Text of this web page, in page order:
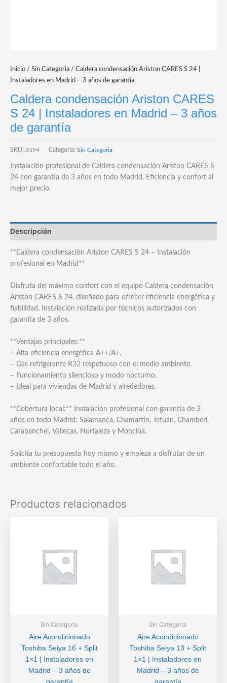
Inicio / Sin Categoria / Caldera condensación Ariston CARES S 24 |
Instaladores en Madrid – 3 años de garantía
Caldera condensación Ariston CARES
S 24 | Instaladores en Madrid – 3 años
de garantía
SKU: 3594 Categoría: Sin Categoria
Instalación profesional de Caldera condensación Ariston CARES S
24 con garantía de 3 años en todo Madrid. Eficiencia y confort al
mejor precio.
Descripción
**Caldera condensación Ariston CARES S 24 – Instalación
profesional en Madrid**
Disfruta del máximo confort con el equipo Caldera condensación
Ariston CARES S 24, diseñado para ofrecer eficiencia energética y
fiabilidad. Instalación realizada por técnicos autorizados con
garantía de 3 años.
**Ventajas principales:**
– Alta eficiencia energética A++/A+.
– Gas refrigerante R32 respetuoso con el medio ambiente.
– Funcionamiento silencioso y modo nocturno.
– Ideal para viviendas de Madrid y alrededores.
**Cobertura local:** Instalación profesional con garantía de 3
años en todo Madrid: Salamanca, Chamartín, Tetuán, Chamberí,
Carabanchel, Vallecas, Hortaleza y Moncloa.
Solicita tu presupuesto hoy mismo y empieza a disfrutar de un
ambiente confortable todo el año.
Productos relacionados
Sin Categoria
Aire Acondicionado
Toshiba Seiya 16 + Split
1×1 | Instaladores en
Madrid – 3 años de
Sin Categoria
Aire Acondicionado
Toshiba Seiya 13 + Split
1×1 | Instaladores en
Madrid – 3 años de